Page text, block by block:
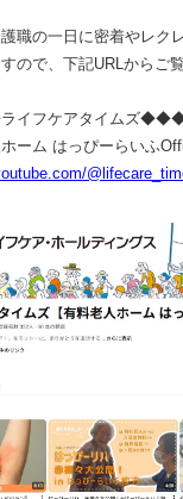
職の一日に密着やレク
ので、下記URLからご
アタイムズ
はっぴーらいふ